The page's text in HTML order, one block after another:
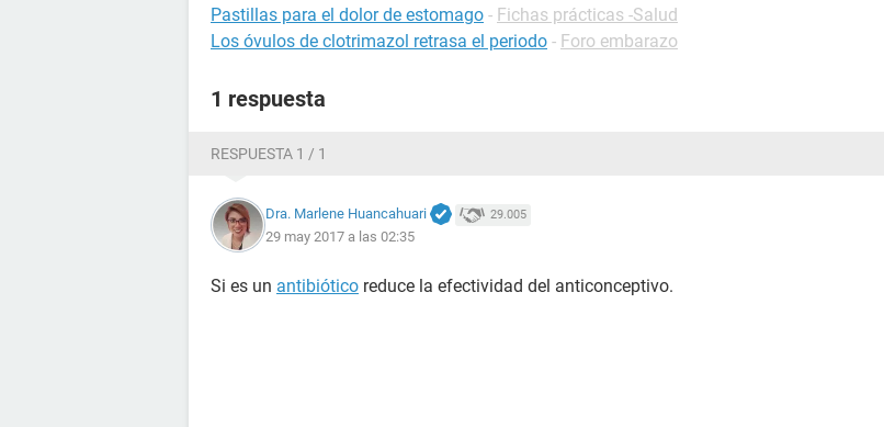
Pastillas para el dolor de estomago - Fichas prácticas -Salud
Los óvulos de clotrimazol retrasa el periodo - Foro embarazo
1 respuesta
RESPUESTA 1 / 1
Dra. Marlene Huancahuari 29.005
29 may 2017 a las 02:35
Si es un antibiótico reduce la efectividad del anticonceptivo.